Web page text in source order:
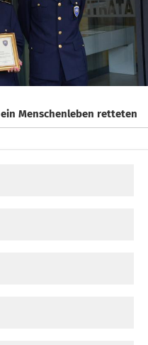
ein Menschenleben retteten